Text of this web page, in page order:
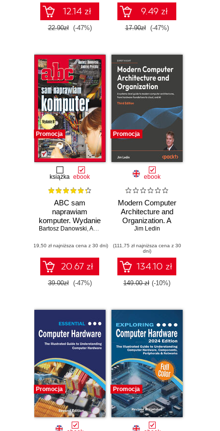
12.14 zł
22.90zł (-47%)
9.49 zł
17.90zł (-47%)
Promocja
książka ebook
ABC sam
naprawiam
komputer. Wydanie
II
Bartosz Danowski,Andrzej Pyrchla
(19,50 zł najniższa cena z 30 dni)
20.67 zł
39.00zł (-47%)
Promocja
ebook
Modern Computer
Architecture and
Organization. A
systems-level
computer
architectures, from
hardware
foundations to AI
datacenters - Third
Jim Ledin
(111,75 zł najniższa cena z 30
dni)
134.10 zł
149.00 zł (-10%)
Promocja Promocja